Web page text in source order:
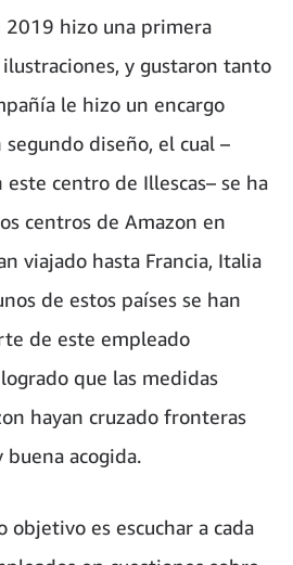
2019 hizo una primera
y gustaron tanto
le hizo un encargo
diseño, el cual –
centro de Illescas– se ha
centros de Amazon en
viajado hasta Francia, Italia
de estos países se han
de este empleado
que las medidas
hayan cruzado fronteras
acogida.
objetivo es escuchar a cada